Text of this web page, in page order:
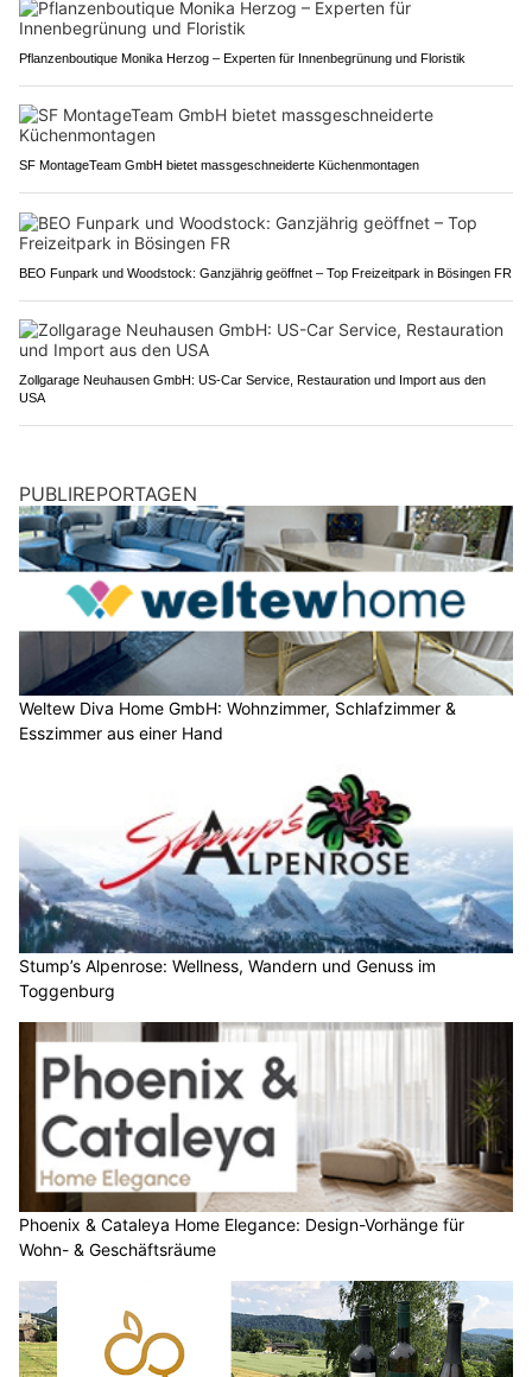
Pflanzenboutique Monika Herzog – Experten für Innenbegrünung und Floristik
SF MontageTeam GmbH bietet massgeschneiderte Küchenmontagen
BEO Funpark und Woodstock: Ganzjährig geöffnet – Top Freizeitpark in Bösingen FR
Zollgarage Neuhausen GmbH: US-Car Service, Restauration und Import aus den
USA
PUBLIREPORTAGEN
Weltew Diva Home GmbH: Wohnzimmer, Schlafzimmer &
Esszimmer aus einer Hand
Stump’s Alpenrose: Wellness, Wandern und Genuss im
Toggenburg
Phoenix & Cataleya Home Elegance: Design-Vorhänge für
Wohn- & Geschäftsräume